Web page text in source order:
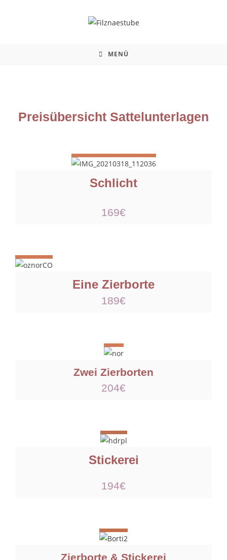
MENÜ
Preisübersicht Sattelunterlagen
Schlicht
169€
Eine Zierborte
189€
Zwei Zierborten
204€
Stickerei
194€
Zierborte & Stickerei